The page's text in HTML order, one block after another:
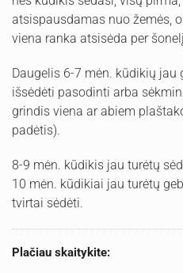
atsispausdamas nuo žemės,
viena ranka atsisėda per
Daugelis 6-7 mėn. kūdikių
išsėdėti pasodinti arba
grindis viena ar abiem
padėtis).
8-9 mėn. kūdikis jau turėtų
10 mėn. kūdikiai jau turėtų
tvirtai sėdėti.
Plačiau skaitykite: